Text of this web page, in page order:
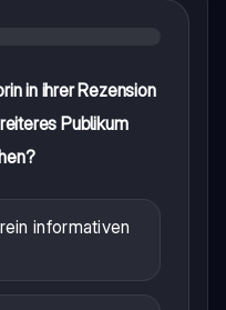
in ihrer Rezension
Publikum
informativen